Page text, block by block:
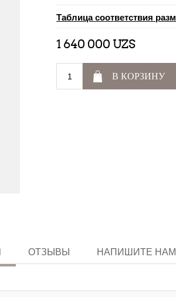
Таблица соответствия
1 640 000 UZS
В КОРЗИНУ
ОТЗЫВЫ НАПИШИТЕ НАМ